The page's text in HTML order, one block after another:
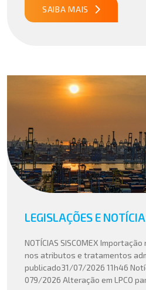
SAIBA MAIS
LEGISLAÇÕES E
NOTÍCIAS SISCOMEX
nos atributos e tratamentos
publicado31/07/2026 11h46
079/2026 Alteração em LPCO